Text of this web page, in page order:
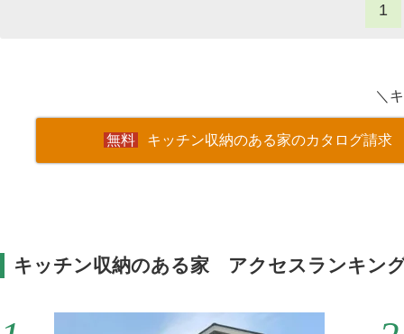
1
＼
キッチン収納のある家のカタログ請求
キッチン収納のある家 アクセスランキン